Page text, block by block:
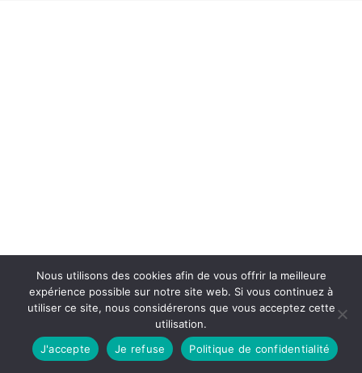
Nous utilisons des cookies afin de vous offrir la meilleure
expérience possible sur notre site web. Si vous continuez à
utiliser ce site, nous considérerons que vous acceptez cette
utilisation.
J'accepte
Je refuse Politique de confidentialité